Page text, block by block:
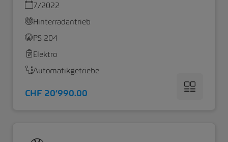
7/2022
Hinterradantrieb
PS 204
Elektro
Automatikgetriebe
CHF 20’990.00